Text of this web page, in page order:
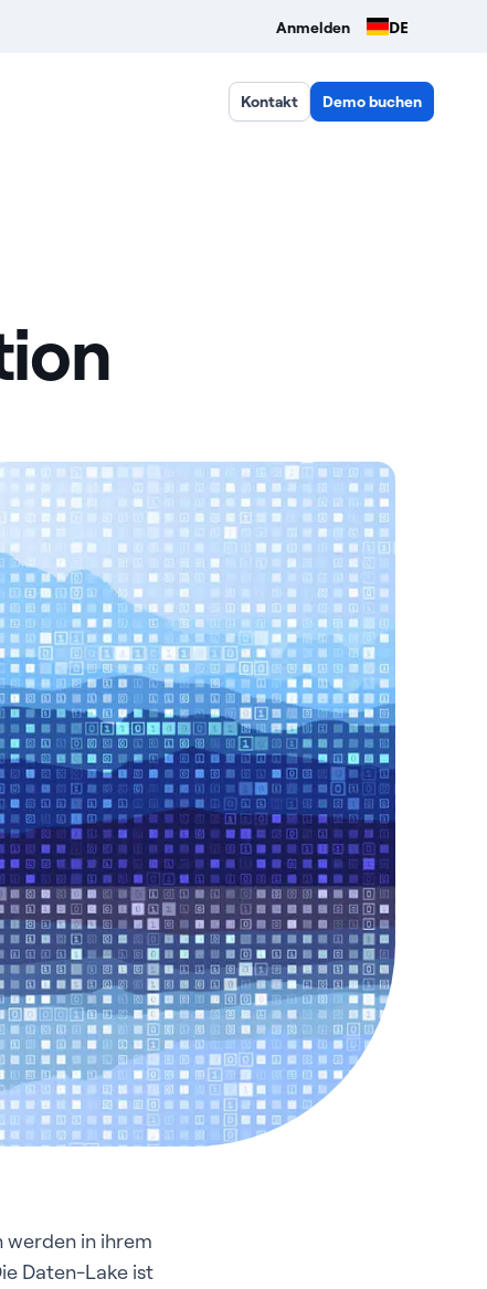
Anmelden DE
Kontakt Demo buchen
werden in ihrem
Daten-Lake ist